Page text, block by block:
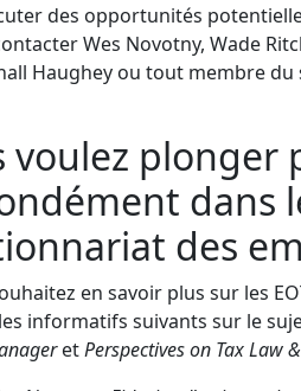
des opportunités
Wes Novotny, Wade
Haughey ou tout membre du
voulez plonger
dans
des
en savoir plus sur les
informatifs suivants sur le
etPerspectives on Tax Law